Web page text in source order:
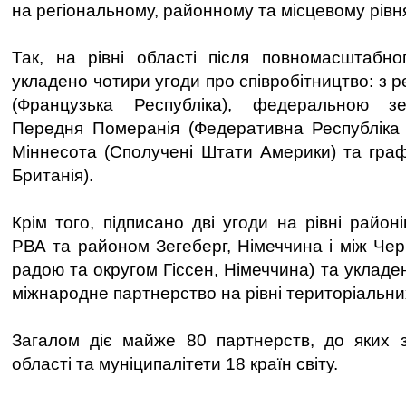
на регіональному, районному та місцевому
Так, на рівні області після
укладено чотири угоди про співробітництво: з
(Французька Республіка), федеральною
Передня Померанія (Федеративна
Міннесота (Сполучені Штати Америки) та
Британія).
Крім того, підписано дві угоди на рівні
РВА та районом Зегеберг, Німеччина і між
радою та округом Гіссен, Німеччина) та
міжнародне партнерство на рівні
Загалом діє майже 80 партнерств, до яких
області та муніципалітети 18 країн світу.